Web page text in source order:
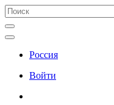
Россия
Войти